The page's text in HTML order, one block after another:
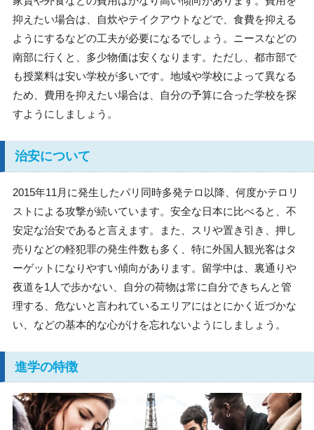
抑えたい場合は、自炊やテイクアウトなどで、食費を抑える
ようにするなどの工夫が必要になるでしょう。ニースなどの
南部に行くと、多少物価は安くなります。ただし、都市部で
も授業料は安い学校が多いです。地域や学校によって異なる
ため、費用を抑えたい場合は、自分の予算に合った学校を探
すようにしましょう。
治安について
2015年11月に発生したパリ同時多発テロ以降、何度かテロリ
ストによる攻撃が続いています。安全な日本に比べると、不
安定な治安であると言えます。また、スリや置き引き、押し
売りなどの軽犯罪の発生件数も多く、特に外国人観光客はタ
ーゲットになりやすい傾向があります。留学中は、裏通りや
夜道を1人で歩かない、自分の荷物は常に自分できちんと管
理する、危ないと言われているエリアにはとにかく近づかな
い、などの基本的な心がけを忘れないようにしましょう。
進学の特徴